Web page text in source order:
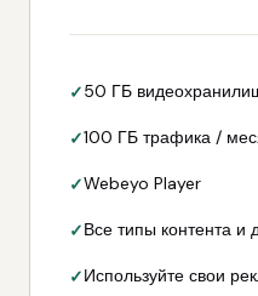
50 ГБ
100 ГБ трафика /
Webeyo Player
Все типы контента и
Используйте свои